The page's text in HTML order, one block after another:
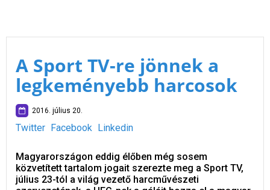
A Sport TV-re jönnek a
legkeményebb harcosok
2016. július 20.
Twitter Facebook Linkedin
Magyarországon eddig élőben még sosem
közvetített tartalom jogait szerezte meg a Sport TV,
július 23-tól a világ vezető harcművészeti